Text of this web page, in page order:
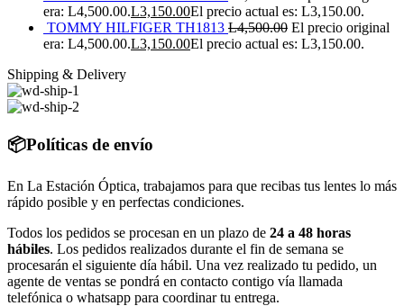
era: L4,500.00.L3,150.00El precio actual es: L3,150.00.
TOMMY HILFIGER TH1813 L4,500.00 El precio original
era: L4,500.00.L3,150.00El precio actual es: L3,150.00.
Shipping & Delivery
📦Políticas de envío
En La Estación Óptica, trabajamos para que recibas tus lentes lo más
rápido posible y en perfectas condiciones.
Todos los pedidos se procesan en un plazo de 24 a 48 horas
hábiles. Los pedidos realizados durante el fin de semana se
procesarán el siguiente día hábil. Una vez realizado tu pedido, un
agente de ventas se pondrá en contacto contigo vía llamada
telefónica o whatsapp para coordinar tu entrega.